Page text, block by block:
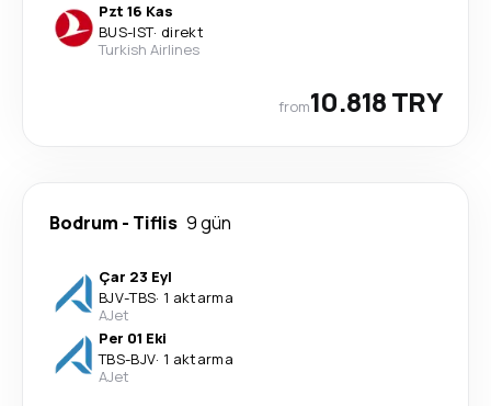
Pzt 16 Kas
BUS-IST· direkt
Turkish Airlines
from10.818 TRY
Bodrum - Tiflis 9 gün
Çar 23 Eyl
BJV-TBS· 1 aktarma
AJet
Per 01 Eki
TBS-BJV· 1 aktarma
AJet